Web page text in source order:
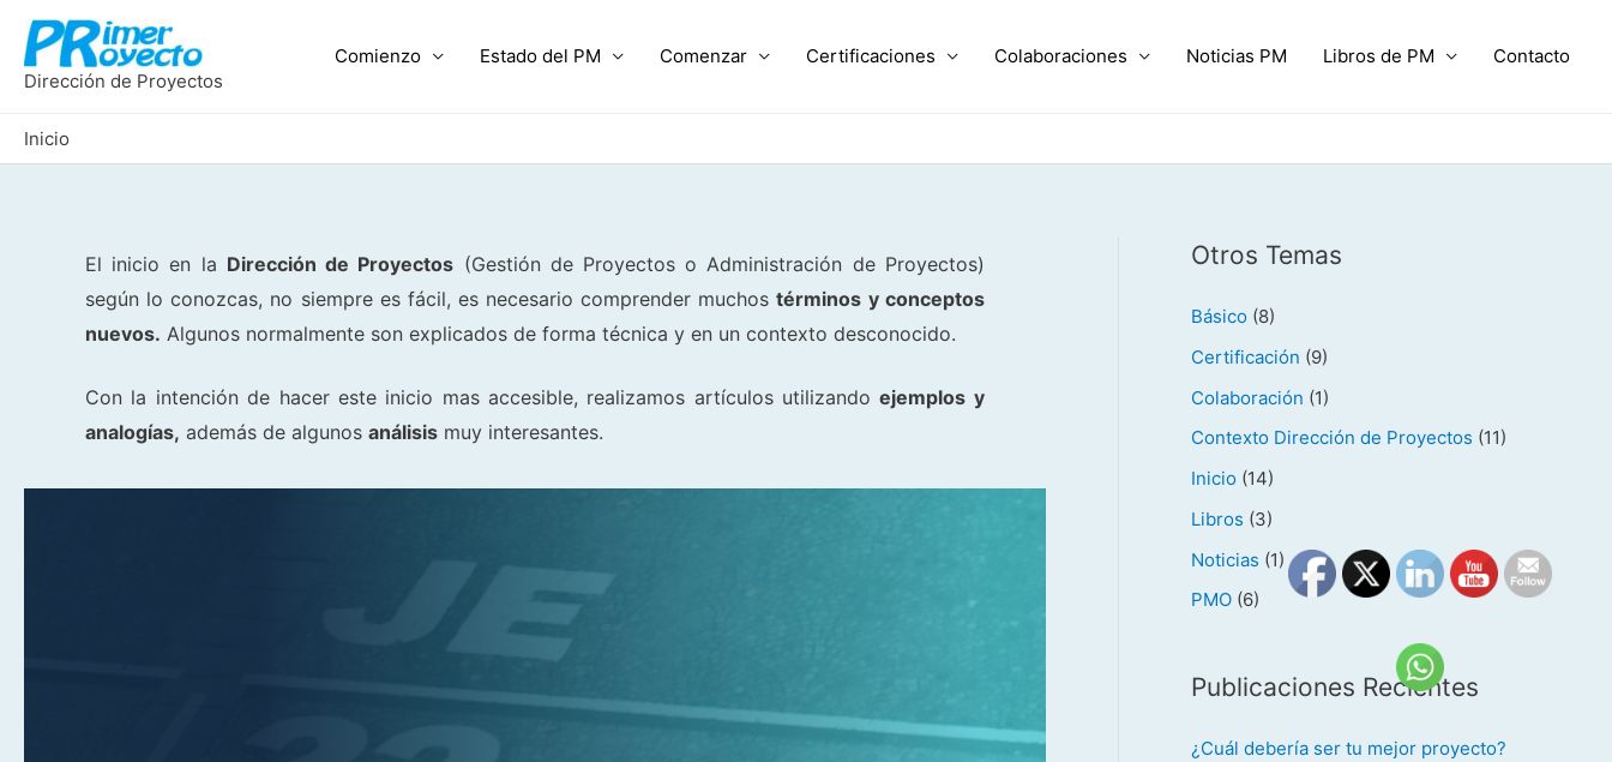
contenido
Dirección de Proyectos
Comienzo Estado del PM Comenzar Certificaciones Colaboraciones Noticias PM Libros de PM Contacto
Inicio
El inicio en la Dirección de Proyectos (Gestión de Proyectos o Administración de Proyectos)
según lo conozcas, no siempre es fácil, es necesario comprender muchostérminos y conceptos
nuevos. Algunos normalmente son explicados de forma técnica y en un contexto desconocido.
Con la intención de hacer este inicio mas accesible, realizamos artículos utilizandoejemplos y
analogías, además de algunosanálisis muy interesantes.
Otros Temas
Básico (8)
Certificación (9)
Colaboración (1)
Contexto Dirección de Proyectos (11)
Inicio (14)
Libros (3)
Noticias (1)
PMO(6)
Publicaciones Recientes
¿Cuál debería ser tu mejor proyecto?